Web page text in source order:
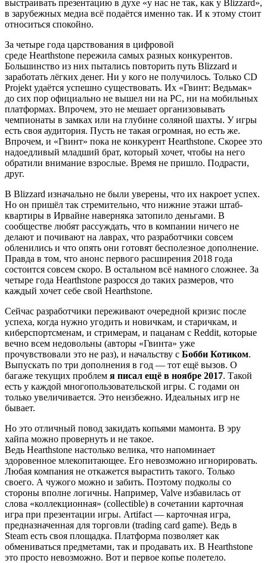
выстраивать презентацию в духе «у нас не так, как у Blizzard»,
в зарубежных медиа всё подаётся именно так. И к этому стоит
относиться спокойно.
За четыре года царствования в цифровой
среде Hearthstone пережила самых разных конкурентов.
Большинство из них пытались повторить путь Blizzard и
заработать лёгких денег. Ни у кого не получилось. Только CD
Projekt удаётся успешно существовать. Их «Гвинт: Ведьмак»
до сих пор официально не вышел ни на PC, ни на мобильных
платформах. Впрочем, это не мешает организовывать
чемпионаты в замках или на глубине соляной шахты. У игры
есть своя аудитория. Пусть не такая огромная, но есть же.
Впрочем, и «Гвинт» пока не конкурент Hearthstone. Скорее это
надоедливый младший брат, который хочет, чтобы на него
обратили внимание взрослые. Время не пришло. Подрасти,
друг.
В Blizzard изначально не были уверены, что их накроет успех.
Но он пришёл так стремительно, что нижние этажи штаб-
квартиры в Ирвайне наверняка затопило деньгами. В
сообществе любят рассуждать, что в компании ничего не
делают и почивают на лаврах, что разработчики совсем
обленились и что опять они готовят бесполезное дополнение.
Правда в том, что анонс первого расширения 2018 года
состоится совсем скоро. В остальном всё намного сложнее. За
четыре года Hearthstone разросся до таких размеров, что
каждый хочет себе свой Hearthstone.
Сейчас разработчики переживают очередной кризис после
успеха, когда нужно угодить и новичкам, и старичкам, и
киберспортсменам, и стримерам, и пацанам с Reddit, которые
вечно всем недовольны (авторы «Гвинта» уже
прочувствовали это не раз), и начальству с Бобби Котиком.
Выпускать по три дополнения в год — тот ещё вызов. О
багаже текущих проблем я писал ещё в ноябре 2017. Такой
есть у каждой многопользовательской игры. С годами он
только увеличивается. Это неизбежно. Идеальных игр не
бывает.
Но это отличный повод закидать копьями мамонта. В эру
хайпа можно провернуть и не такое.
Ведь Hearthstone настолько велика, что напоминает
здоровенное млекопитающее. Его невозможно игнорировать.
Любая компания не откажется вырастить такого. Только
своего. А чужого можно и забить. Поэтому подколы со
стороны вполне логичны. Например, Valve избавилась от
слова «коллекционная» (collectible) в сочетании карточная
игра при презентации игры. Artifact — карточная игра,
предназначенная для торговли (trading card game). Ведь в
Steam есть своя площадка. Платформа позволяет как
обмениваться предметами, так и продавать их. В Hearthstone
это просто невозможно. Вот и первое копье полетело.